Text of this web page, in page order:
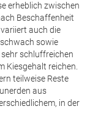
erheblich zwischen
Beschaffenheit
auch die
sowie
sehr schluffreichen
Kiesgehalt reichen.
teilweise Reste
aus
in der